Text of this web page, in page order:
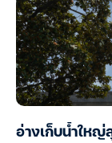
อ่างเก็บน้ำใหญ่